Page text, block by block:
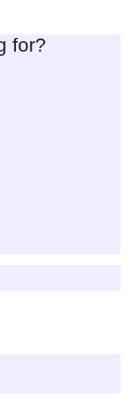
for?